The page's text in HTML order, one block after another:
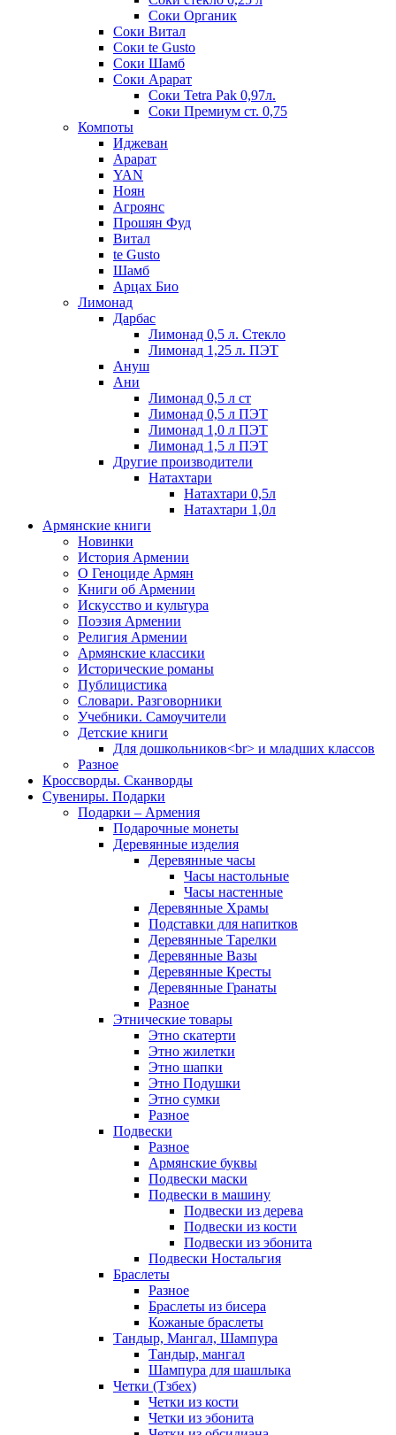
Соки Органик
Соки Витал
Соки te Gusto
Соки Шамб
Соки Арарат
Соки Tetra Pak 0,97л.
Соки Премиум ст. 0,75
Компоты
Иджеван
Арарат
YAN
Ноян
Агроянс
Прошян Фуд
Витал
te Gusto
Шамб
Арцах Био
Лимонад
Дарбас
Лимонад 0,5 л. Стекло
Лимонад 1,25 л. ПЭТ
Ануш
Ани
Лимонад 0,5 л ст
Лимонад 0,5 л ПЭТ
Лимонад 1,0 л ПЭТ
Лимонад 1,5 л ПЭТ
Другие производители
Натахтари
Натахтари 0,5л
Натахтари 1,0л
Армянские книги
Новинки
История Армении
О Геноциде Армян
Книги об Армении
Иcкусство и культура
Поэзия Армении
Религия Армении
Армянские классики
Исторические романы
Публицистика
Словари. Разговорники
Учебники. Самоучители
Детские книги
Для дошкольников<br> и младших классов
Разное
Кроссворды. Сканворды
Сувениры. Подарки
Подарки – Армения
Подарочные монеты
Деревянные изделия
Деревянные часы
Часы настольные
Часы настенные
Деревянные Храмы
Подставки для напитков
Деревянные Тарелки
Деревянные Вазы
Деревянные Кресты
Деревянные Гранаты
Разное
Этнические товары
Этно скатерти
Этно жилетки
Этно шапки
Этно Подушки
Этно сумки
Разное
Подвески
Разное
Армянские буквы
Подвески маски
Подвески в машину
Подвески из дерева
Подвески из кости
Подвески из эбонита
Подвески Ностальгия
Браслеты
Разное
Браслеты из бисера
Кожаные браслеты
Тандыр, Мангал, Шампура
Тандыр, мангал
Шампура для шашлыка
Четки (Тзбех)
Четки из кости
Четки из эбонита